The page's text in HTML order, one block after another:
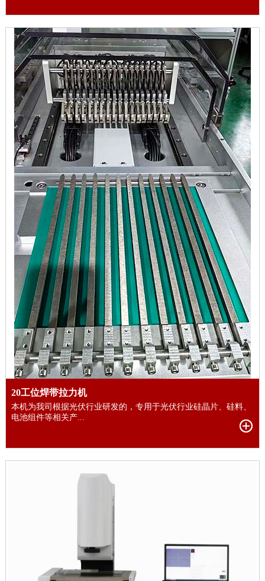
20工位焊带拉力机
本机为我司根据光伏行业研发的，专用于光伏行业硅晶片、硅料、
电池组件等相关产...